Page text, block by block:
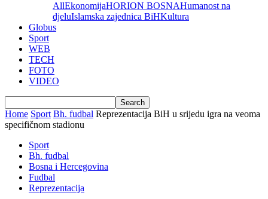
AllEkonomijaHORION BOSNAHumanost na
djeluIslamska zajednica BiHKultura
Globus
Sport
WEB
TECH
FOTO
VIDEO
Home Sport Bh. fudbal Reprezentacija BiH u srijedu igra na veoma
specifičnom stadionu
Sport
Bh. fudbal
Bosna i Hercegovina
Fudbal
Reprezentacija